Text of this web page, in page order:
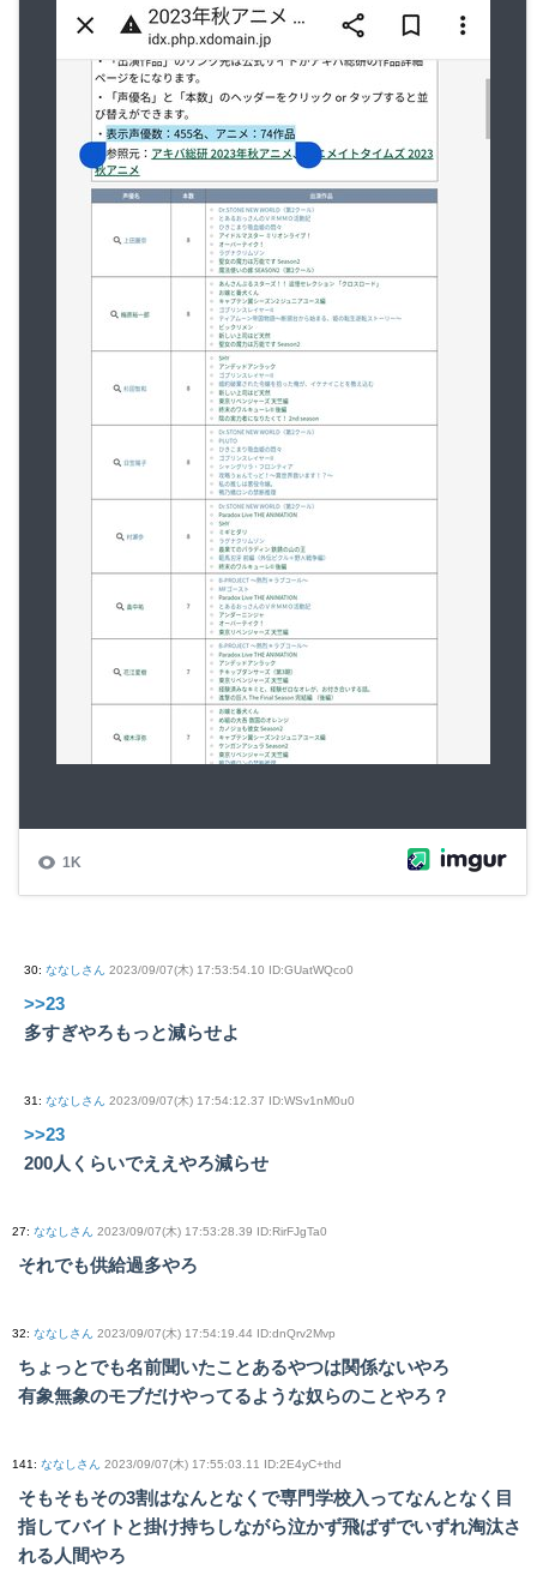
30: ななしさん 2023/09/07(木) 17:53:54.10 ID:GUatWQco0
>>23
多すぎやろもっと減らせよ
31: ななしさん 2023/09/07(木) 17:54:12.37 ID:WSv1nM0u0
>>23
200人くらいでええやろ減らせ
27: ななしさん 2023/09/07(木) 17:53:28.39 ID:RirFJgTa0
それでも供給過多やろ
32: ななしさん 2023/09/07(木) 17:54:19.44 ID:dnQrv2Mvp
ちょっとでも名前聞いたことあるやつは関係ないやろ
有象無象のモブだけやってるような奴らのことやろ？
141: ななしさん 2023/09/07(木) 17:55:03.11 ID:2E4yC+thd
そもそもその3割はなんとなくで専門学校入ってなんとなく目
指してバイトと掛け持ちしながら泣かず飛ばずでいずれ淘汰さ
れる人間やろ